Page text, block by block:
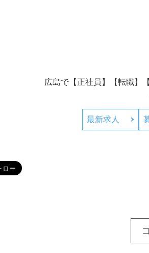
広島で【正社員】【転職】
最新求人